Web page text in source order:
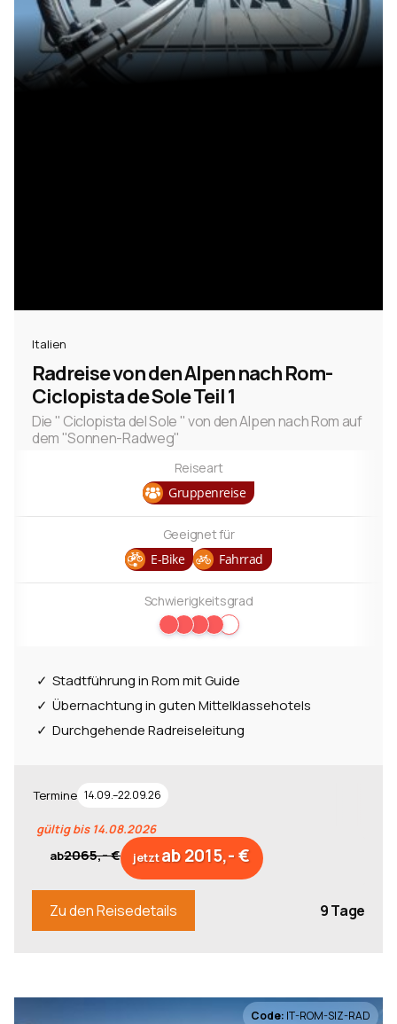
Italien
Radreise von den Alpen nach Rom-
Ciclopista de Sole Teil 1
Die " Ciclopista del Sole " von den Alpen nach Rom auf
dem "Sonnen-Radweg"
Schwierigkeitsgrad
Reiseart
Gruppenreise
Geeignet für
E-Bike
Fahrrad
Stadtführung in Rom mit Guide
Übernachtung in guten Mittelklassehotels
Durchgehende Radreiseleitung
Termine 14.09.–22.09.26
Zu den Reisedetails 9 Tage
ab2065,- € jetztab 2015,- €
gültig bis 14.08.2026
Code: IT-ROM-SIZ-RAD